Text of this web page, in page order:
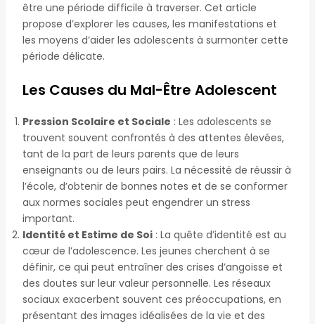
être une période difficile à traverser. Cet article
propose d’explorer les causes, les manifestations et
les moyens d’aider les adolescents à surmonter cette
période délicate.
Les Causes du Mal-Être Adolescent
Pression Scolaire et Sociale : Les adolescents se
trouvent souvent confrontés à des attentes élevées,
tant de la part de leurs parents que de leurs
enseignants ou de leurs pairs. La nécessité de réussir à
l’école, d’obtenir de bonnes notes et de se conformer
aux normes sociales peut engendrer un stress
important.
Identité et Estime de Soi: La quête d’identité est au
cœur de l’adolescence. Les jeunes cherchent à se
définir, ce qui peut entraîner des crises d’angoisse et
des doutes sur leur valeur personnelle. Les réseaux
sociaux exacerbent souvent ces préoccupations, en
présentant des images idéalisées de la vie et des